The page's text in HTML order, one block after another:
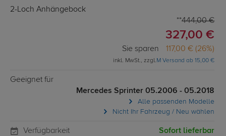
2-Loch Anhängebock
444,00 €
327,00 €
Sie sparen 117,00 € (26%)
inkl. MwSt., zzgl.M Versand ab 15,00 €
Geeignet für
Mercedes Sprinter 05.2006 - 05.2018
Alle passenden Modelle
Nicht Ihr Fahrzeug / Neu wählen
Verfügbarkeit Sofort lieferbar